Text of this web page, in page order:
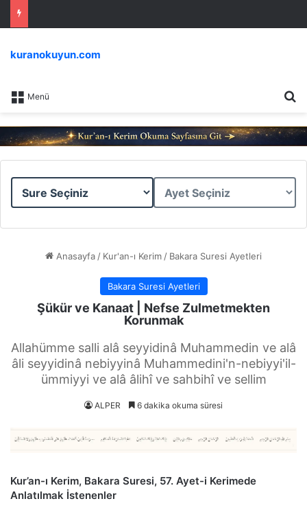
Menü
kuranokuyun.com
Sure
Ayet
Anasayfa / Kur'an-ı Kerim / Bakara Suresi Ayetleri
Bakara Suresi Ayetleri
Şükür ve Kanaat | Nefse Zulmetmekten
Korunmak
Allahümme salli alâ seyyidinâ Muhammedin ve alâ
âli seyyidinâ nebiyyinâ Muhammedini'n-nebiyyi'il-
ümmiyyi ve alâ âlihî ve sahbihî ve sellim
ALPER 6 dakika okuma süresi
Kur’an-ı Kerim, Bakara Suresi, 57. Ayet-i Kerimede
Anlatılmak İstenenler